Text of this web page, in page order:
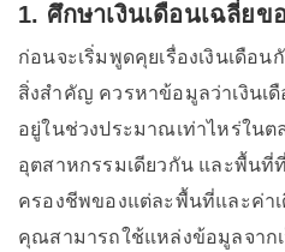
1. ศึกษาเงินเดือนเฉลี่ยข
ก่อนจะเริ่มพูดคุยเรื่องเงินเดือ
สิ่งสำคัญ ควรหาข้อมูลว่าเงิน
อยู่ในช่วงประมาณเท่าไหร่ในต
อุตสาหกรรมเดียวกัน และพื้นที่
ครองชีพของแต่ละพื้นที่และค่า
คุณสามารถใช้แหล่งข้อมูลจาก